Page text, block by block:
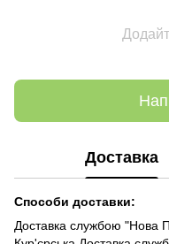
Доставка
Способи доставки:
Доставка службою "Нова